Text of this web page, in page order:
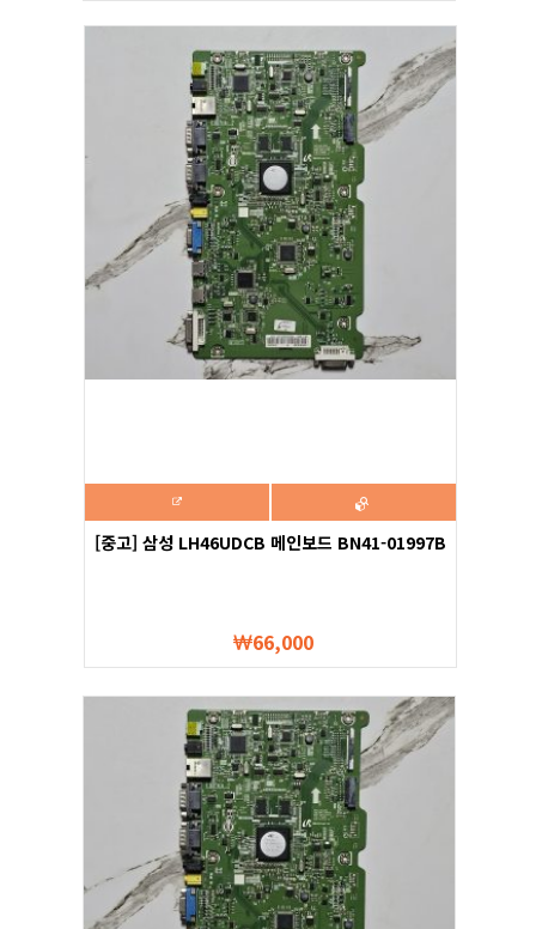
[중고] 삼성 LH46UDCB 메인보드 BN41-01997B
66,000